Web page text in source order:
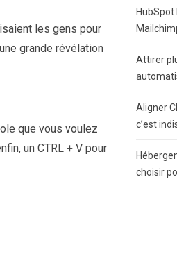
les gens pour
une grande révélation
que vous voulez
un CTRL + V pour
Attirer
Aligner
c’est
choisir